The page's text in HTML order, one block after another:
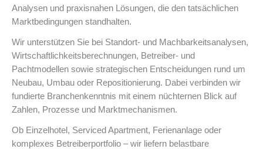
Analysen und praxisnahen Lösungen, die den tatsächlichen
Marktbedingungen standhalten.
Wir unterstützen Sie bei Standort- und Machbarkeitsanalysen,
Wirtschaftlichkeitsberechnungen, Betreiber- und
Pachtmodellen sowie strategischen Entscheidungen rund um
Neubau, Umbau oder Repositionierung. Dabei verbinden wir
fundierte Branchenkenntnis mit einem nüchternen Blick auf
Zahlen, Prozesse und Marktmechanismen.
Ob Einzelhotel, Serviced Apartment, Ferienanlage oder
komplexes Betreiberportfolio – wir liefern belastbare